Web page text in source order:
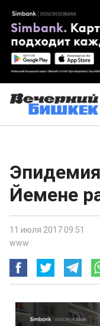
Йемене
11 июля 2017 09:51
www